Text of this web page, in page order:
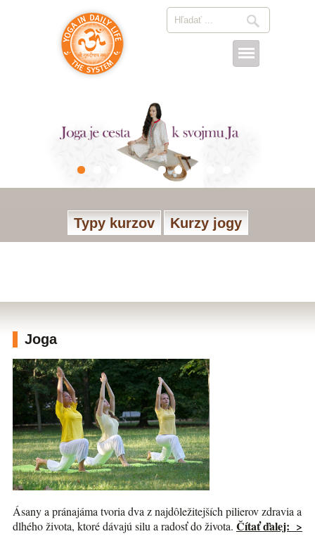
Typy kurzov Kurzy jogy
Joga
Ásany a pránajáma tvoria dva z najdôležitejších pilierov zdravia a
dlhého života, ktoré dávajú silu a radosť do života. Čítať ďalej: >